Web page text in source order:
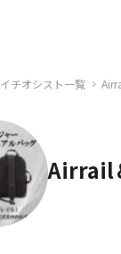
イチオシスト一覧
Airrail